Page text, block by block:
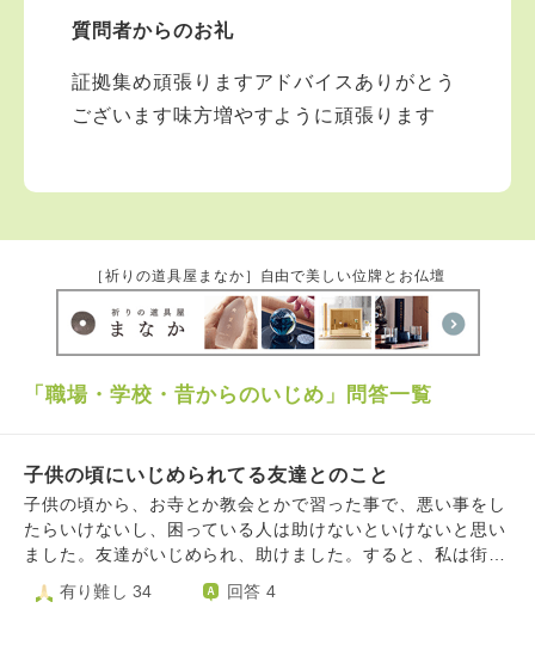
ください。 法務を優先させてください。
質問者からのお礼
証拠集め頑張りますアドバイスありがとう
ございます味方増やすように頑張ります
［祈りの道具屋まなか］自由で美しい位牌とお仏壇
「職場・学校・昔からのいじめ」問答一覧
子供の頃にいじめられてる友達とのこと
子供の頃から、お寺とか教会とかで習った事で、悪い事をし
たらいけないし、困っている人は助けないといけないと思い
ました。友達がいじめられ、助けました。すると、私は街中
の大人にまで、「可愛い子をねたんでる。ブス」などと嫌が
らせを受けました。住めなくなりました。精神的にも追い詰
有り難し 34 回答 4